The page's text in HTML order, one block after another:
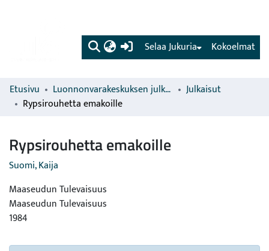
(current) Kokoelmat
Selaa Jukuria
Etusivu Luonnonvarakeskuksen julkaisut
Julkaisut
Rypsirouhetta emakoille
Rypsirouhetta emakoille
Suomi, Kaija
Maaseudun Tulevaisuus
Maaseudun Tulevaisuus
1984